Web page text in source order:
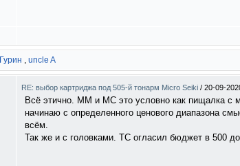
Гурин , uncle A
RE: выбор картриджа под 505-й тонарм Micro Seiki / 20-09-
Всё этично. ММ и МС это условно как пищалка с
начинаю с определенного ценового диапазона
всём.
Так же и с головками. ТС огласил бюджет в 500